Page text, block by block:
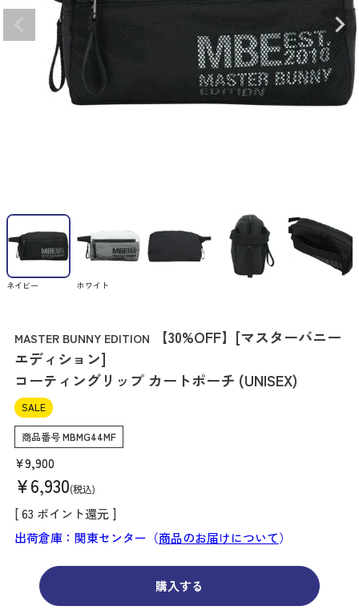
ネイビー ホワイト
MASTER BUNNY EDITION
【30%OFF】[マスターバニー
エディション]
コーティングリップ カートポーチ (UNISEX)
SALE
商品番号MBMG44MF
¥9,900
¥6,930 税込
[63 ポイント還元 ]
出荷倉庫：関東センター（商品のお届けについて）
購入する